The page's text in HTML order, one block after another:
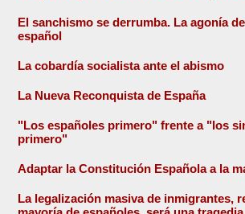
El sanchismo se derrumba. La agonía
español
La cobardía socialista ante el abismo
La Nueva Reconquista de España
"Los españoles primero" frente a "los
primero"
Adaptar la Constitución Española a la
La legalización masiva de inmigrantes,